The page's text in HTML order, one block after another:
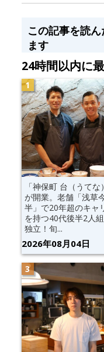
この記事を読
ます
24時間以内に
「神保町 台（うてな
が開業。老舗「浅草
半」で20年超のキャ
を持つ40代後半2人
独立！旬...
2026年08月04日